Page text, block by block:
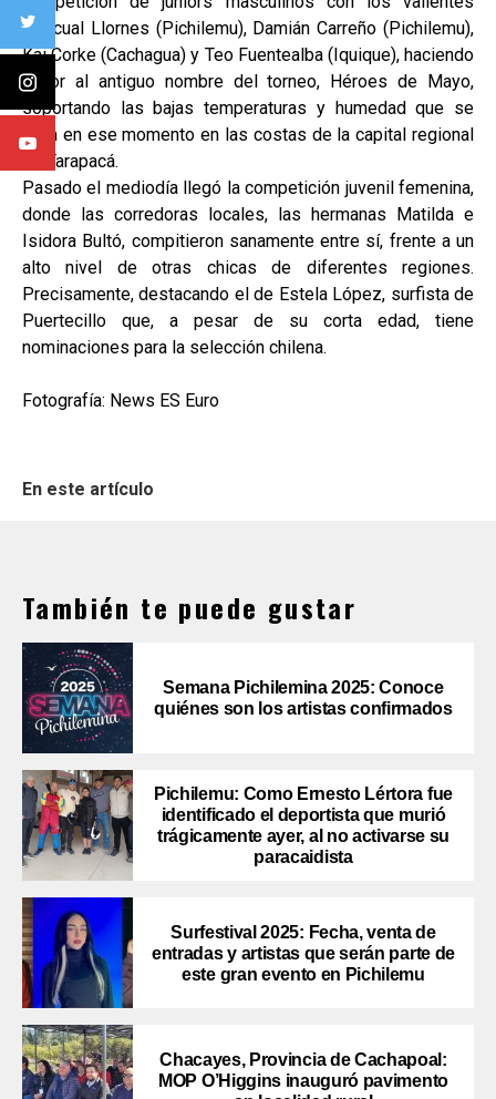
Pascual Llornes (Pichilemu), Damián Carreño (Pichilemu),
Kai Corke (Cachagua) y Teo Fuentealba (Iquique), haciendo
honor al antiguo nombre del torneo, Héroes de Mayo,
soportando las bajas temperaturas y humedad que se
vivía en ese momento en las costas de la capital regional
de Tarapacá.
Pasado el mediodía llegó la competición juvenil femenina,
donde las corredoras locales, las hermanas Matilda e
Isidora Bultó, compitieron sanamente entre sí, frente a un
alto nivel de otras chicas de diferentes regiones.
Precisamente, destacando el de Estela López, surfista de
Puertecillo que, a pesar de su corta edad, tiene
nominaciones para la selección chilena.
Fotografía: News ES Euro
En este artículo
También te puede gustar
Semana Pichilemina 2025: Conoce
quiénes son los artistas confirmados
Pichilemu: Como Ernesto Lértora fue
identificado el deportista que murió
trágicamente ayer, al no activarse su
paracaidista
Surfestival 2025: Fecha, venta de
entradas y artistas que serán parte de
este gran evento en Pichilemu
Chacayes, Provincia de Cachapoal:
MOP O’Higgins inauguró pavimento